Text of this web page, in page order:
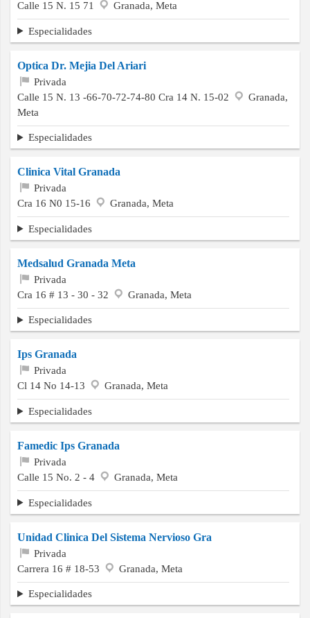
Calle 15 N. 15 71
Granada, Meta
Especialidades
Optica Dr. Mejia Del Ariari
Privada
Calle 15 N. 13 -66-70-72-74-80 Cra 14 N. 15-02
Granada,
Meta
Especialidades
Clinica Vital Granada
Privada
Cra 16 N0 15-16
Granada, Meta
Especialidades
Medsalud Granada Meta
Privada
Cra 16 # 13 - 30 - 32
Granada, Meta
Especialidades
Ips Granada
Privada
Cl 14 No 14-13
Granada, Meta
Especialidades
Famedic Ips Granada
Privada
Calle 15 No. 2 - 4
Granada, Meta
Especialidades
Unidad Clinica Del Sistema Nervioso Gra
Privada
Carrera 16 # 18-53
Granada, Meta
Especialidades